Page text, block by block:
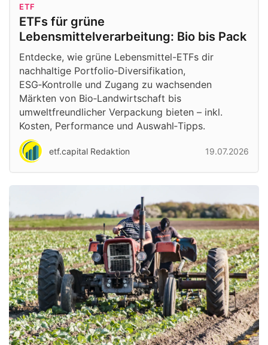
ETF
ETFs für grüne
Lebensmittelverarbeitung: Bio bis Pack
Entdecke, wie grüne Lebensmittel-ETFs dir
nachhaltige Portfolio‑Diversifikation,
ESG‑Kontrolle und Zugang zu wachsenden
Märkten von Bio‑Landwirtschaft bis
umweltfreundlicher Verpackung bieten – inkl.
Kosten, Performance und Auswahl‑Tipps.
etf.capital Redaktion 19.07.2026